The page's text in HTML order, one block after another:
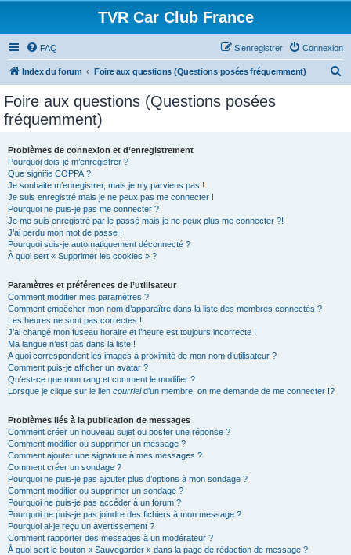
TVR Car Club France
FAQ Connexion
S’enregistrer
Index du forum Foire aux questions (Questions posées fréquemment)
Foire aux questions (Questions posées
fréquemment)
Problèmes de connexion et d’enregistrement
Pourquoi dois-je m’enregistrer ?
Que signifie COPPA ?
Je souhaite m’enregistrer, mais je n’y parviens pas !
Je suis enregistré mais je ne peux pas me connecter !
Pourquoi ne puis-je pas me connecter ?
Je me suis enregistré par le passé mais je ne peux plus me connecter ?!
J’ai perdu mon mot de passe !
Pourquoi suis-je automatiquement déconnecté ?
À quoi sert « Supprimer les cookies » ?
Paramètres et préférences de l’utilisateur
Comment modifier mes paramètres ?
Comment empêcher mon nom d’apparaître dans la liste des membres connectés ?
Les heures ne sont pas correctes !
J’ai changé mon fuseau horaire et l’heure est toujours incorrecte !
Ma langue n’est pas dans la liste !
A quoi correspondent les images à proximité de mon nom d’utilisateur ?
Comment puis-je afficher un avatar ?
Qu’est-ce que mon rang et comment le modifier ?
Lorsque je clique sur le lien courrield’un membre, on me demande de me connecter !?
Problèmes liés à la publication de messages
Comment créer un nouveau sujet ou poster une réponse ?
Comment modifier ou supprimer un message ?
Comment ajouter une signature à mes messages ?
Comment créer un sondage ?
Pourquoi ne puis-je pas ajouter plus d’options à mon sondage ?
Comment modifier ou supprimer un sondage ?
Pourquoi ne puis-je pas accéder à un forum ?
Pourquoi ne puis-je pas joindre des fichiers à mon message ?
Pourquoi ai-je reçu un avertissement ?
Comment rapporter des messages à un modérateur ?
À quoi sert le bouton « Sauvegarder » dans la page de rédaction de message ?